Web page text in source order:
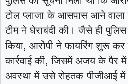
टोल प्लाजा के आसपास आने
टीम ने घेराबंदी की। जैसे ही
किया, आरोपी ने फायरिंग शुरू कर
कार्रवाई की, जिसमें अजय के पैर में
अवस्था में उसे रोहतक पीजीआई में